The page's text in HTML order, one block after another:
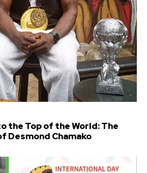
the Top of the World: The
Desmond Chamako